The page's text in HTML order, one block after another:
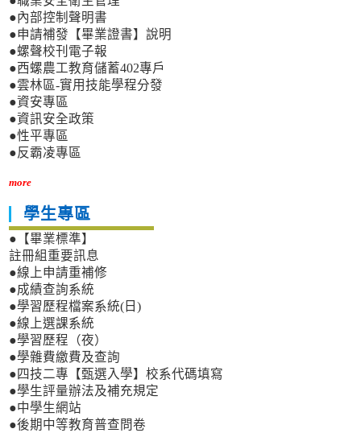
●內部控制聲明書
●申請補發【畢業證書】說明
●螺聲校刊電子報
●西螺農工教育儲蓄402專戶
●雲林區-實用技能學程分發
●資安專區
●資訊安全政策
●性平專區
●反霸凌專區
more
學生專區
●【畢業標準】
註冊組重要訊息
●線上申請重補修
●成績查詢系統
●學習歷程檔案系統(日)
●線上選課系統
●學習歷程（夜）
●學雜費繳費及查詢
●四技二專【甄選入學】校系代碼填寫
●學生評量辦法及補充規定
●中學生網站
●後期中等教育普查問卷